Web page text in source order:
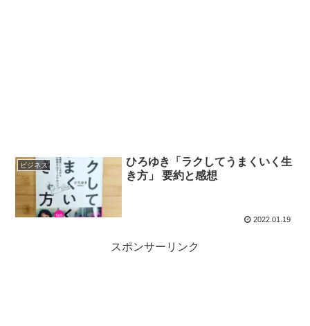
ビジネス
ひろゆき「ラクしてうまくいく生
き方」 要約と感想
2022.01.19
スポンサーリンク